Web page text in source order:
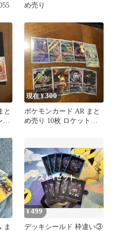
め売り
と
現在 ¥300
ポケモンカード AR まと
め売り 10枚 ロケット団
ま
¥499
デッキシールド 枠違い③